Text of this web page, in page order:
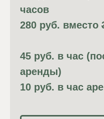
часов
280 руб. вместо
45 руб. в час
аренды)
10 руб. в час